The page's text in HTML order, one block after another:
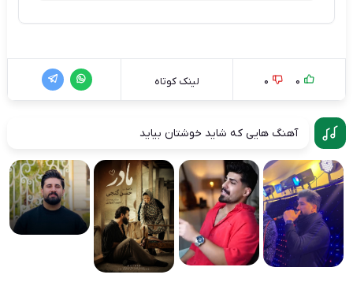
0
0 لینک کوتاه
آهنگ هایی که شاید خوشتان بیاید